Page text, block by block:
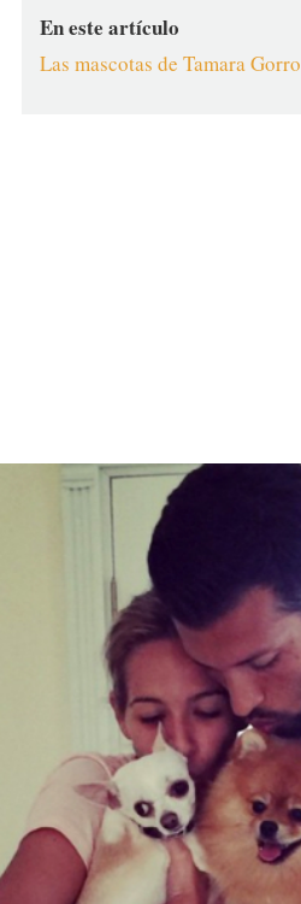
En este artículo
Las mascotas de Tamara Gorro